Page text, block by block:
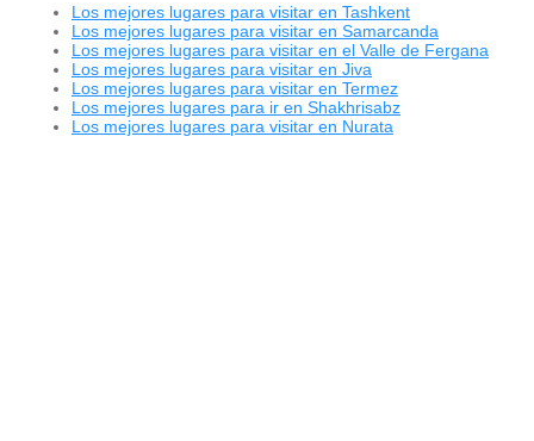
Los mejores lugares para visitar en Tashkent
Los mejores lugares para visitar en Samarcanda
Los mejores lugares para visitar en el Valle de Fergana
Los mejores lugares para visitar en Jiva
Los mejores lugares para visitar en Termez
Los mejores lugares para ir en Shakhrisabz
Los mejores lugares para visitar en Nurata